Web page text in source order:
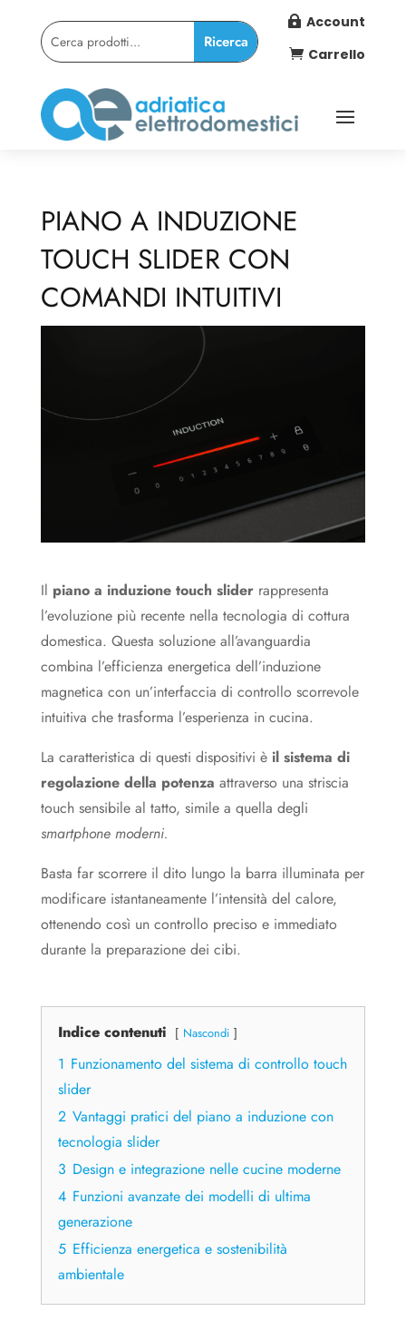
 Account
 Carrello
PIANO A INDUZIONE
TOUCH SLIDER CON
COMANDI INTUITIVI
Il piano a induzione touch sliderrappresenta
l’evoluzione più recente nella tecnologia di cottura
domestica. Questa soluzione all’avanguardia
combina l’efficienza energetica dell’induzione
magnetica con un’interfaccia di controllo scorrevole
intuitiva che trasforma l’esperienza in cucina.
La caratteristica di questi dispositivi è il sistema di
regolazione della potenza attraverso una striscia
touch sensibile al tatto, simile a quella degli
smartphone moderni.
Basta far scorrere il dito lungo la barra illuminata per
modificare istantaneamente l’intensità del calore,
ottenendo così un controllo preciso e immediato
durante la preparazione dei cibi.
Indice contenuti Nascondi
1 Funzionamento del sistema di controllo touch
slider
2 Vantaggi pratici del piano a induzione con
tecnologia slider
3 Design e integrazione nelle cucine moderne
4 Funzioni avanzate dei modelli di ultima
generazione
5 Efficienza energetica e sostenibilità
ambientale